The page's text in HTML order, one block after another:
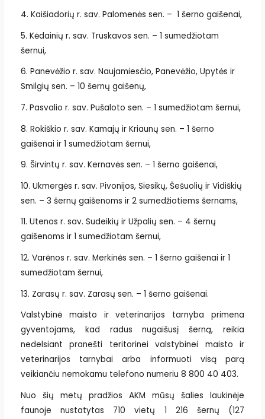
4. Kaišiadorių r. sav. Palomenės sen. – 1 šerno gaišenai,
5. Kėdainių r. sav. Truskavos sen. – 1 sumedžiotam
šernui,
6. Panevėžio r. sav. Naujamiesčio, Panevėžio, Upytės ir
Smilgių sen. – 10 šernų gaišenų,
7. Pasvalio r. sav. Pušaloto sen. – 1 sumedžiotam šernui,
8. Rokiškio r. sav. Kamajų ir Kriaunų sen. – 1 šerno
gaišenai ir 1 sumedžiotam šernui,
9. Širvintų r. sav. Kernavės sen. – 1 šerno gaišenai,
10. Ukmergės r. sav. Pivonijos, Siesikų, Šešuolių ir Vidiškių
sen. – 3 šernų gaišenoms ir 2 sumedžiotiems šernams,
11. Utenos r. sav. Sudeikių ir Užpalių sen. – 4 šernų
gaišenoms ir 1 sumedžiotam šernui,
12. Varėnos r. sav. Merkinės sen. – 1 šerno gaišenai ir 1
sumedžiotam šernui,
13. Zarasų r. sav. Zarasų sen. – 1 šerno gaišenai.
Valstybinė maisto ir veterinarijos tarnyba primena
gyventojams, kad radus nugaišusį šerną, reikia
nedelsiant pranešti teritorinei valstybinei maisto ir
veterinarijos tarnybai arba informuoti visą parą
veikiančiu nemokamu telefono numeriu 8 800 40 403.
Nuo šių metų pradžios AKM mūsų šalies laukinėje
faunoje nustatytas 710 vietų 1 216 šernų (127